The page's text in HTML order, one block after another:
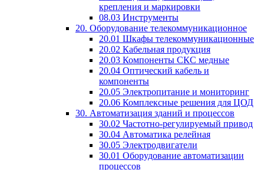
крепления и маркировки
08.03 Инструменты
20. Оборудование телекоммуникационное
20.01 Шкафы телекоммуникационные
20.02 Кабельная продукция
20.03 Компоненты СКС медные
20.04 Оптический кабель и
компоненты
20.05 Электропитание и мониторинг
20.06 Комплексные решения для ЦОД
30. Автоматизация зданий и процессов
30.02 Частотно-регулируемый привод
30.04 Автоматика релейная
30.05 Электродвигатели
30.01 Оборудование автоматизации
процессов